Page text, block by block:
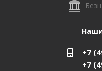
+7
+7